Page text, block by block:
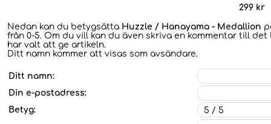
299 kr
Nedan kan du betygsätta Huzzle / Hanayama - Medallion
från 0-5. Om du vill kan du även skriva en kommentar till det
har valt att ge artikeln.
Ditt namn kommer att visas som avsändare.
Ditt namn:
Din e-postadress:
Betyg: